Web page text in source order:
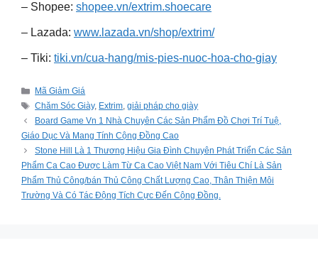
– Shopee: shopee.vn/extrim.shoecare
– Lazada: www.lazada.vn/shop/extrim/
– Tiki: tiki.vn/cua-hang/mis-pies-nuoc-hoa-cho-giay
Categories
Mã Giảm Giá
Tags
Chăm Sóc Giày, Extrim,giải pháp cho giày
Board Game Vn 1 Nhà Chuyên Các Sản Phẩm Đồ Chơi Trí Tuệ,
Giáo Dục Và Mang Tính Cộng Đồng Cao
Stone Hill Là 1 Thương Hiệu Gia Đình Chuyên Phát Triển Các Sản
Phẩm Ca Cao Được Làm Từ Ca Cao Việt Nam Với Tiêu Chí Là Sản
Phẩm Thủ Công/bán Thủ Công Chất Lượng Cao, Thân Thiện Môi
Trường Và Có Tác Động Tích Cực Đến Cộng Đồng.